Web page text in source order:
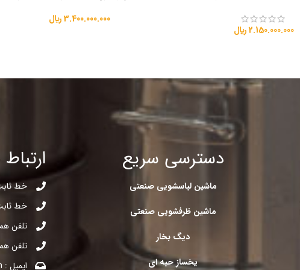
2.150.000.000﷼
3.400.000.000﷼
دسترسی سریع
ماشین لباسشویی صنعتی
ماشین ظرفشویی صنعتی
دیگ بخار
یخساز حبه ای
ارتباط
خط ثابت :
خط ثابت :
تلفن همراه :
تلفن همراه :
ایمیل : Pasargad.industries@gmail.com